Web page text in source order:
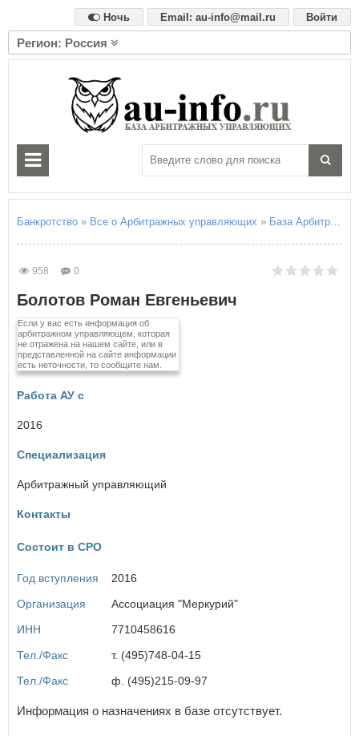
Войти
Email: au-info@mail.ru
Ночь
Регион: Россия
Алтайский край
Амурская область
Архангельская область
Астраханская область
Б
Белгородская область
В
Владимирская область
Вологодская область
Воронежская область
Е
Еврейская автономная область
З
Забайкальский край
И
Иркутская область
Кабардино-Балкарская Республика
Калужская область
Карачаево-Черкесская Республика
Кемеровская область
Костромская область
Краснодарский край
Красноярский край
Курганская область
Банкротство » Все о Арбитражных управляющих » База
958 0
Болотов Роман Евгеньевич
Если у вас есть информация об
арбитражном управляющем, которая
не отражена на нашем сайте, или в
представленной на сайте информации
есть неточности, то сообщите нам.
Работа АУ с
2016
Специализация
Арбитражный управляющий
Контакты
Состоит в СРО
Год вступления
2016
Организация
Ассоциация "Меркурий"
ИНН
7710458616
Тел./Факс
т. (495)748-04-15
Тел./Факс
ф. (495)215-09-97
Информация о назначениях в базе отсутствует.
Заголовок модального окна
Забыли пароль?